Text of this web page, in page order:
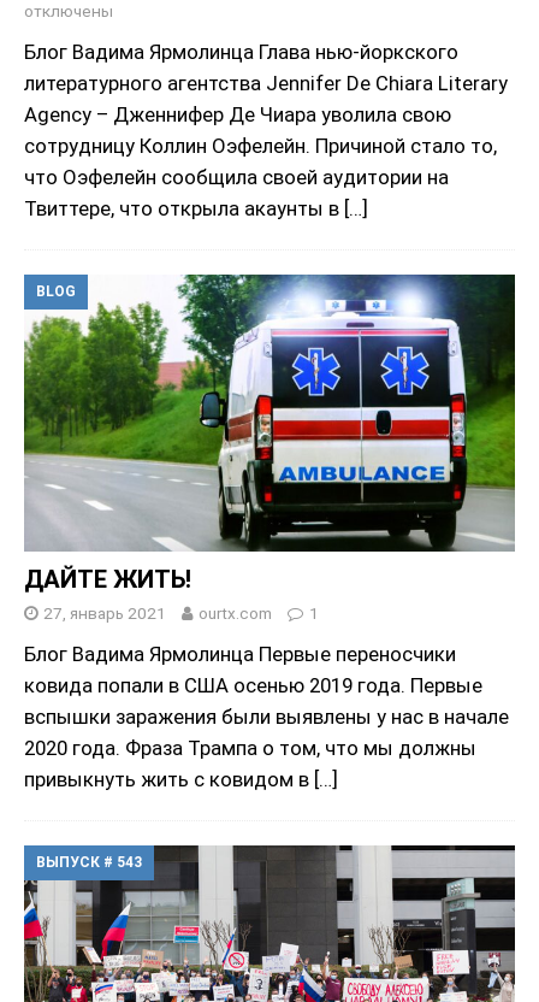
отключены
Блог Вадима Ярмолинца Глава нью-йоркского
литературного агентства Jennifer De Chiara Literary
Agency – Дженнифер Де Чиара уволила свою
сотрудницу Коллин Оэфелейн. Причиной стало то,
что Оэфелейн сообщила своей аудитории на
Твиттере, что открыла акаунты в […]
BLOG
ДАЙТЕ ЖИТЬ!
27, январь 2021 ourtx.com 1
Блог Вадима Ярмолинца Первые переносчики
ковида попали в США осенью 2019 года. Первые
вспышки заражения были выявлены у нас в начале
2020 года. Фраза Трампа о том, что мы должны
привыкнуть жить с ковидом в […]
ВЫПУСК # 543